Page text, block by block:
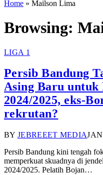
Home » Mailson Lima
Browsing:
LIGA 1
Persib Bandung
Asing Baru untuk
2024/2025, eks-
rekrutan?
BY JEBREEET MEDIA
Persib Bandung kini tengah
memperkuat skuadnya di
2024/2025. Pelatih Bojan…